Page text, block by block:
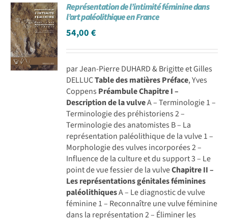
Représentation de l’intimité féminine dans
l’art paléolithique en France
54,00€
par Jean-Pierre DUHARD & Brigitte et Gilles
DELLUCTable des matièresPréface, Yves
Coppens PréambuleChapitre I –
Description de la vulveA – Terminologie 1 –
Terminologie des préhistoriens 2 –
Terminologie des anatomistes B – La
représentation paléolithique de la vulve 1 –
Morphologie des vulves incorporées 2 –
Influence de la culture et du support 3 – Le
point de vue fessier de la vulveChapitre II –
Les représentations génitales féminines
paléolithiquesA – Le diagnostic de vulve
féminine 1 – Reconnaître une vulve féminine
dans la représentation 2 – Éliminer les